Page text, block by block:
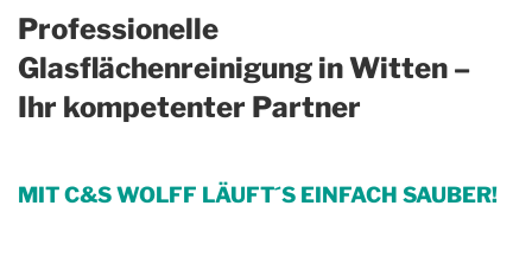
Professionelle
Glasflächenreinigung in Witten –
Ihr kompetenter Partner
MIT C&S WOLFF LÄUFT´S EINFACH SAUBER!